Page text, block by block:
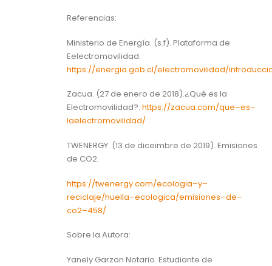
Referencias:
Ministerio de Energía. (s.f). Plataforma de
Eelectromovilidad.
https://energia.gob.cl/electromovilidad/
Zacua. (27 de enero de 2018).¿Qué es la
Electromovilidad?. https://zacua.com/que–es–
laelectromovilidad/
TWENERGY. (13 de diceimbre de 2019). Emisiones
de CO2.
https://twenergy.com/ecologia–y–
reciclaje/huella–ecologica/emisiones–de–
co2–458/
Sobre la Autora:
Yanely Garzon Notario. Estudiante de